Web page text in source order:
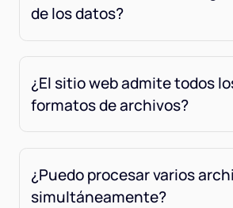
de los datos?
¿El sitio web admite todos
formatos de archivos?
¿Puedo procesar varios
simultáneamente?